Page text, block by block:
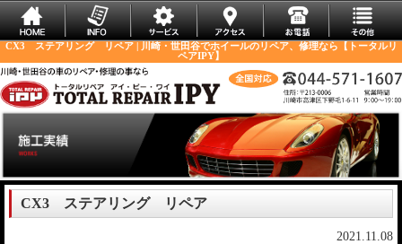
CX3 ステアリング リペア | 川崎・世田谷でホイールのリペア、修理なら【トータルリ
ペアIPY】
CX3 ステアリング リペア
2021.11.08